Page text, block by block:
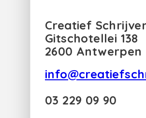
Creatief
Gitschotellei 138
2600 Antwerpen
03 229 09 90